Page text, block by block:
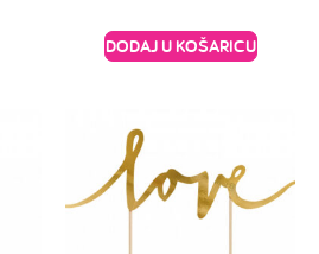
DODAJ U KOŠARICU